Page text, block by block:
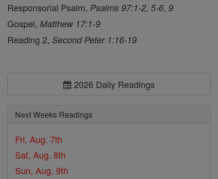
Responsorial Psalm, Psalms 97:1-2, 5-6, 9
Gospel, Matthew 17:1-9
Reading 2, Second Peter 1:16-19
2026 Daily Readings
Next Weeks Readings
Fri, Aug. 7th
Sat, Aug. 8th
Sun, Aug. 9th